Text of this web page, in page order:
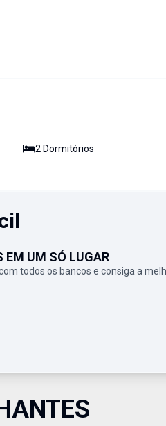
2 Dormitórios
EM UM SÓ LUGAR
todos os bancos e consiga a